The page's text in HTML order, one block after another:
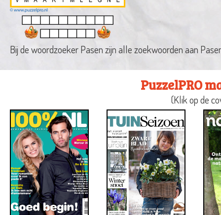
Bij de woordzoeker Pasen zijn alle zoekwoorden aan
PuzzelPRO
(Klik op de